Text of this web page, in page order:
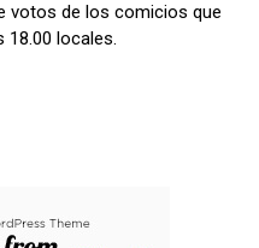
votos de los comicios que
18.00 locales.